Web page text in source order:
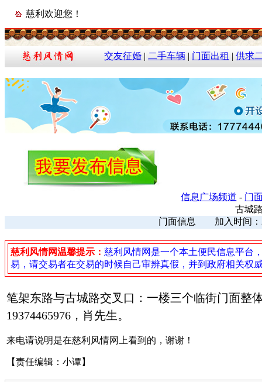
慈利欢迎您！
交友征婚 | 二手车辆 | 门面出租 | 供求
信息广场频道 - 门
古城
门面信息 加入时间
慈利风情网温馨提示： 慈利风情网是一个本土便民信息平台
易，请交易者在交易的时候自己审辨真假，并到政府相关权
笔架东路与古城路交叉口：一楼三个临街门面整
19374465976，肖先生。
来电请说明是在慈利风情网上看到的，谢谢！
【责任编辑：小谭】